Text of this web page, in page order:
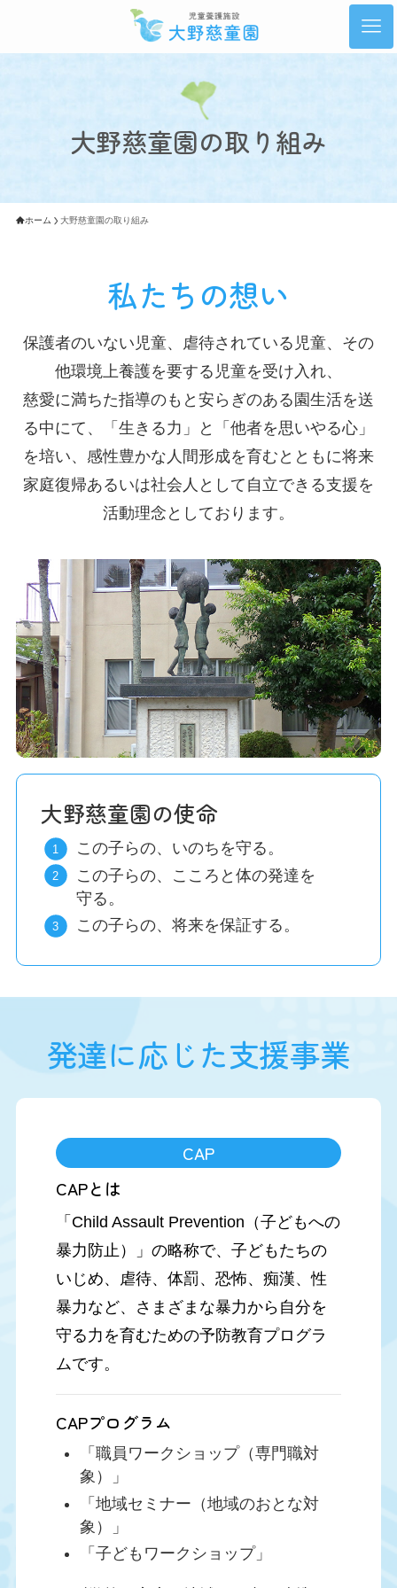
大野慈童園の取り組み
ホーム 大野慈童園の取り組み
私たちの想い
保護者のいない児童、虐待されている児童、その
他環境上養護を要する児童を受け入れ、
慈愛に満ちた指導のもと安らぎのある園生活を送
る中にて、「生きる力」と「他者を思いやる心」
を培い、 感性豊かな人間形成を育むとともに将来
家庭復帰あるいは社会人として自立できる支援を
活動理念としております。
大野慈童園の使命
この子らの、いのちを守る。
この子らの、こころと体の発達を
守る。
この子らの、将来を保証する。
発達に応じた支援事業
CAP
CAPとは
「Child Assault Prevention（子どもへの
暴力防止）」の略称で、子どもたちの
いじめ、虐待、体罰、恐怖、痴漢、性
暴力など、さまざまな暴力から自分を
守る力を育むための予防教育プログラ
ムです。
CAPプログラム
「職員ワークショップ（専門職対
象）」
「地域セミナー（地域のおとな対
象）」
「子どもワークショップ」